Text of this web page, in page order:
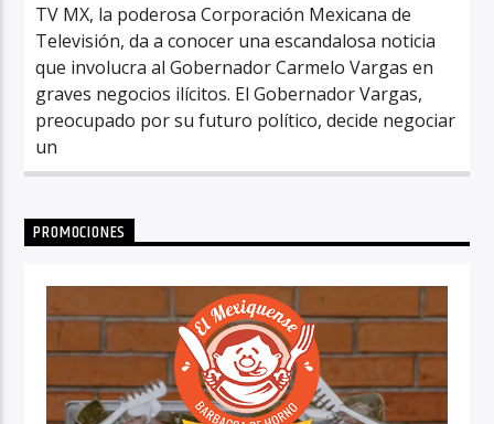
TV MX, la poderosa Corporación Mexicana de
Televisión, da a conocer una escandalosa noticia
que involucra al Gobernador Carmelo Vargas en
graves negocios ilícitos. El Gobernador Vargas,
preocupado por su futuro político, decide negociar
un
PROMOCIONES